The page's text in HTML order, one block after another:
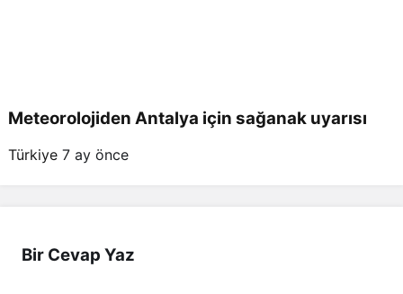
Meteorolojiden Antalya için sağanak uyarısı
Türkiye 7 ay önce
Bir Cevap Yaz